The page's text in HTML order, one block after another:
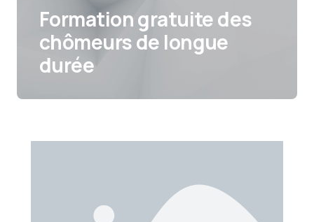
Formation gratuite des
chômeurs de longue
durée